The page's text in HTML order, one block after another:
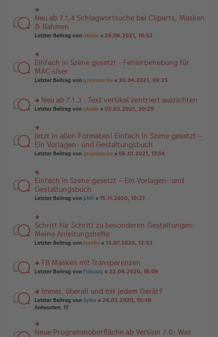
n
er
B
ei
tr
g
el
es
e
n
B
ei
tr
a
g
rs
te
r
u
g
el
es
e
n
B
ei
tr
g
Neu ab 7.1.4 Schlagwortsuche bei Cliparts, Masken
& Rahmen
Letzter Beitrag von okular « 29.06.2021, 10:52
rs
te
r
u
g
el
es
n
er
B
ei
tr
g
Einfach in Szene gesetzt - Fehlerbehebung für
MAC-User
Letzter Beitrag von grasmuecke « 30.04.2021, 09:35
rs
u
n
g
el
n
er
B
ei
g
Neu ab 7.1.3 : Text vertikal zentriert ausrichten
Letzter Beitrag von okular « 03.03.2021, 20:29
rs
te
r
u
g
el
es
e
n
B
ei
tr
a
g
Jetzt in allen Formaten! Einfach in Szene gesetzt –
Ein Vorlagen- und Gestaltungsbuch
Letzter Beitrag von grasmuecke « 06.01.2021, 17:04
rs
te
r
u
g
el
es
e
n
B
ei
tr
g
Einfach in Szene gesetzt – Ein Vorlagen- und
Gestaltungsbuch
Letzter Beitrag von phili « 15.11.2020, 10:27
rs
te
r
u
g
el
es
n
er
B
a
g
Schritt für Schritt zu besonderen Gestaltungen:
Meine Anleitungshefte
Letzter Beitrag von Josefia « 13.07.2020, 12:53
rs
u
n
g
es
e
FB Masken mit Transparenzen
Letzter Beitrag von Fokussy « 22.04.2020, 18:09
rs
te
u
n
Immer, überall und mit jedem Gerät?
Letzter Beitrag von Sylke « 24.03.2020, 15:48
Antworten: 17
rs
Neue Programmoberfläche ab Version 7.0: Was